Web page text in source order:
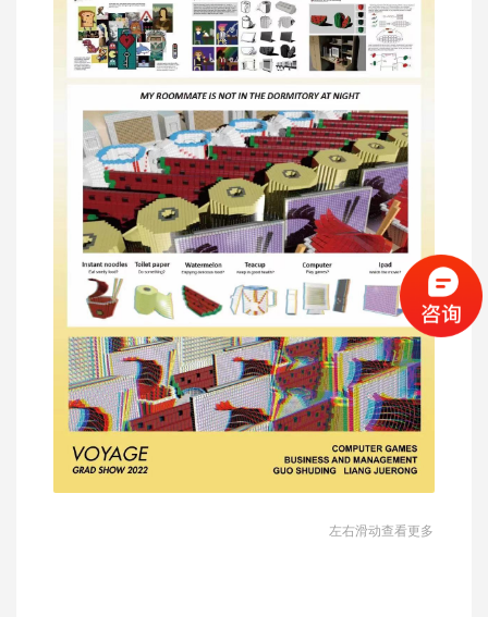
左右滑动查看更多